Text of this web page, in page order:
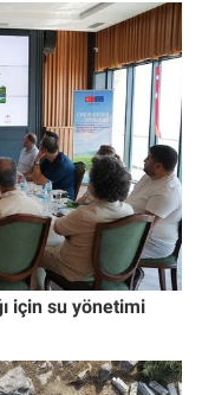
için su yönetimi